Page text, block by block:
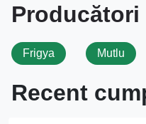
Producători
Frigya Mutlu
Recent